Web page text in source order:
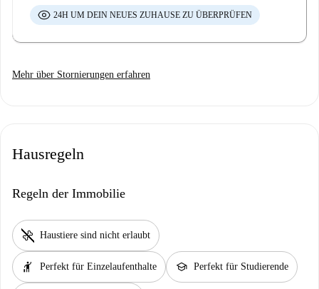
24H UM DEIN NEUES ZUHAUSE ZU ÜBERPRÜFEN
Mehr über Stornierungen erfahren
Hausregeln
Regeln der Immobilie
pet_supplies Haustiere sind nicht erlaubt
hail Perfekt für Einzelaufenthalte school Perfekt für Studierende